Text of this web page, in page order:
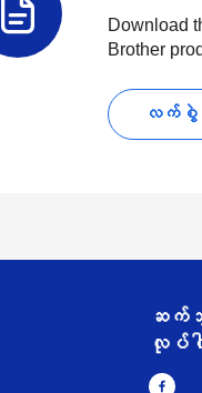
Download
Brother
လက်စွဲ
ဆက်
လုပ်ပ